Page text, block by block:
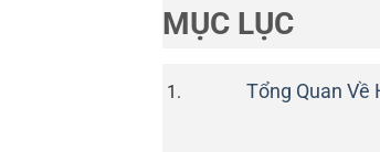
MỤC LỤC
Tổng Quan Về